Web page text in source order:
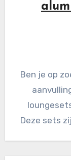
Ben je op
Deze sets